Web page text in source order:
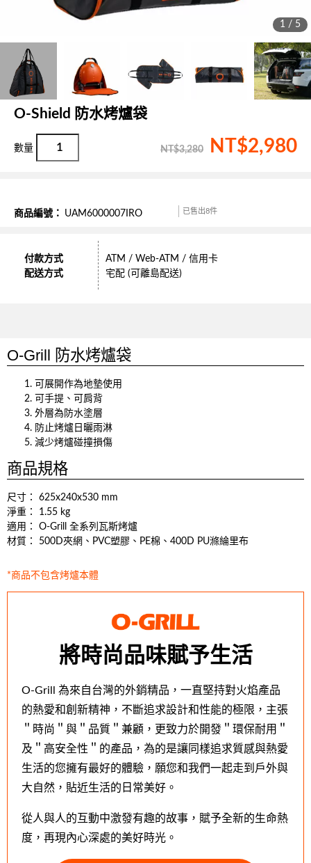
1 / 5
O-Shield 防水烤爐袋
NT$3,280 NT$2,980
商品編號： UAM6000007IRO 已售出8件
付款方式
配送方式
ATM / Web-ATM / 信用卡
宅配 (可離島配送)
O-Grill 防水烤爐袋
可展開作為地墊使用
可手提、可肩背
外層為防水塗層
防止烤爐日曬雨淋
減少烤爐碰撞損傷
商品規格
尺寸： 625x240x530 mm
淨重： 1.55 kg
適用： O-Grill 全系列瓦斯烤爐
材質： 500D夾網、PVC塑膠、PE棉、400D PU滌綸里布
*商品不包含烤爐本體
將時尚品味賦予生活
O-Grill 為來自台灣的外銷精品，一直堅持對火焰產品
的熱愛和創新精神，不斷追求設計和性能的極限，主張
＂時尚＂與＂品質＂兼顧，更致力於開發＂環保耐用＂
及＂高安全性＂的產品，為的是讓同樣追求質感與熱愛
生活的您擁有最好的體驗，願您和我們一起走到戶外與
大自然，貼近生活的日常美好。
從人與人的互動中激發有趣的故事，賦予全新的生命熱
度，再現內心深處的美好時光。